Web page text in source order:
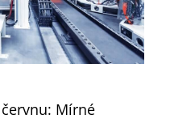
Mírné